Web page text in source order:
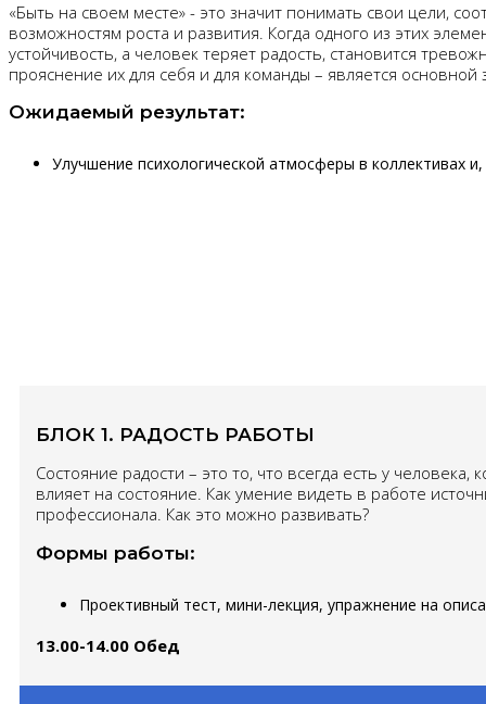
«Быть на своем месте» - это значит понимать свои цели,
возможностям роста и развития. Когда одного из этих
устойчивость, а человек теряет радость, становится
прояснение их для себя и для команды – является основной
Ожидаемый результат:
Улучшение психологической атмосферы в коллективах
БЛОК 1. РАДОСТЬ РАБОТЫ
Состояние радости – это то, что всегда есть у
влияет на состояние. Как умение видеть в работе
профессионала. Как это можно развивать?
Формы работы:
Проективный тест, мини-лекция, упражнение на
13.00-14.00 Обед